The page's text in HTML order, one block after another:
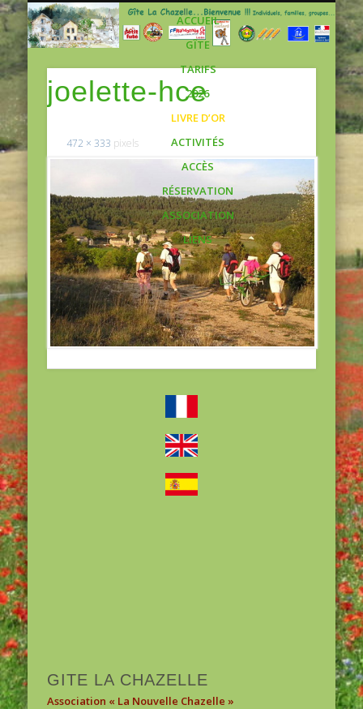
ACCUEIL
GÎTE
TARIFS
2026
LIVRE D’OR
ACTIVITÉS
ACCÈS
RÉSERVATION
ASSOCIATION
LIENS
joelette-hce
472 × 333 pixels
GITE LA CHAZELLE
Association « La Nouvelle Chazelle »